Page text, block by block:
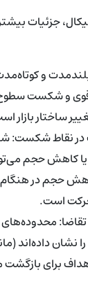
جزئیات
و
و شکست
ساختار بازار
یا کاهش حجم
حجم در
است.
برای بازگشت